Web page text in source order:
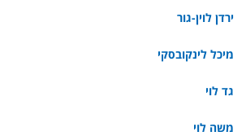
ירדן לוין-גור
מיכל לינקובסקי
גד לוי
משה לוי